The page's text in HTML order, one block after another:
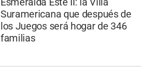
Suramericana que después de
los Juegos será hogar de 346
familias